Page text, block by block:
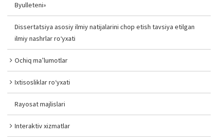
Byulleteni»
Dissertatsiya asosiy ilmiy natijalarini chop etish tavsiya etilgan
ilmiy nashrlar ro‘yxati
Ochiq ma’lumotlar
Ixtisosliklar ro‘yxati
Rayosat majlislari
Interaktiv xizmatlar